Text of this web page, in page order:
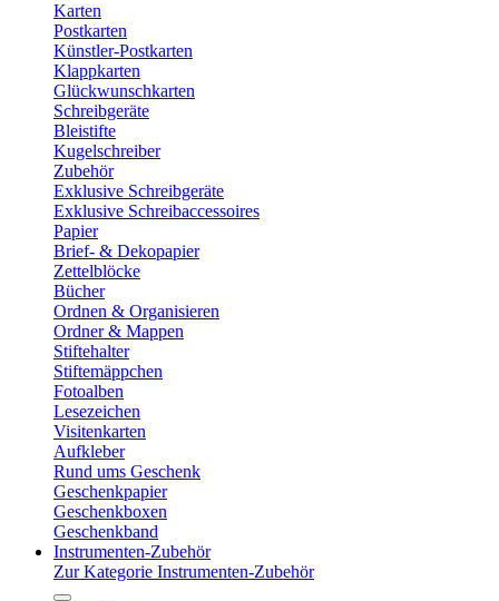
Karten
Postkarten
Künstler-Postkarten
Klappkarten
Glückwunschkarten
Schreibgeräte
Bleistifte
Kugelschreiber
Zubehör
Exklusive Schreibgeräte
Exklusive Schreibaccessoires
Papier
Brief- & Dekopapier
Zettelblöcke
Bücher
Ordnen & Organisieren
Ordner & Mappen
Stiftehalter
Stiftemäppchen
Fotoalben
Lesezeichen
Visitenkarten
Aufkleber
Rund ums Geschenk
Geschenkpapier
Geschenkboxen
Geschenkband
Instrumenten-Zubehör
Zur Kategorie Instrumenten-Zubehör